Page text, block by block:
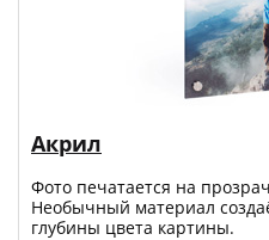
Акрил
Фото печатается на
Необычный материал
глубины цвета картины.